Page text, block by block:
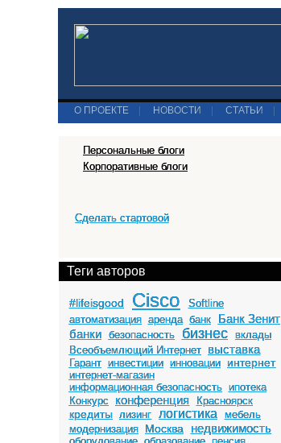
О ПРОЕКТЕ НОВОСТИ СТАТЬИ
Персональные блоги
Корпоративные блоги
Сделать стартовой
Теги авторов
#lifeisgood Cisco
Softline
автоматизация аренда банк
Банк Зенит
банки безопасность бизнес
вклады
Всеобъемлющий Интернет
выставка
Гарант инвестиции инновации интернет
интернет-магазин
информационная безопасность ипотека
Конкурс
конференция Красноярск
кредиты лизинг логистика
мебель
модернизация
Москва недвижимость